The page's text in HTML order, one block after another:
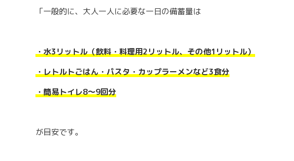
「一般的に、大人一人に必要な一日の備蓄量は
・水3リットル（飲料・料理用2リットル、その他1リットル）
・レトルトごはん・パスタ・カップラーメンなど3食分
・簡易トイレ8～9回分
が目安です。